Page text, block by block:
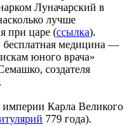
Луначарский в
лучше
при царе (ссылка).
бесплатная медицина —
юного врача»
создателя
Карла Великого
779 года).